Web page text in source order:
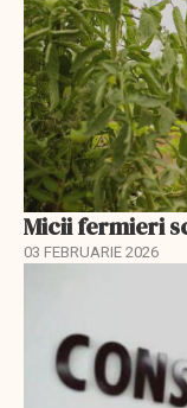
Micii fermieri
03 FEBRUARIE 2026